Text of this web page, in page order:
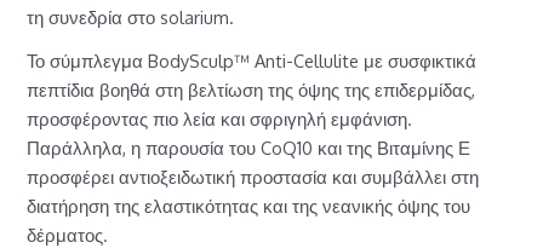
τη συνεδρία στο solarium.
Το σύμπλεγμα BodySculp™ Anti-Cellulite με συσφικτικά
πεπτίδια βοηθά στη βελτίωση της όψης της επιδερμίδας,
προσφέροντας πιο λεία και σφριγηλή εμφάνιση.
Παράλληλα, η παρουσία του CoQ10 και της Βιταμίνης Ε
προσφέρει αντιοξειδωτική προστασία και συμβάλλει στη
διατήρηση της ελαστικότητας και της νεανικής όψης του
δέρματος.